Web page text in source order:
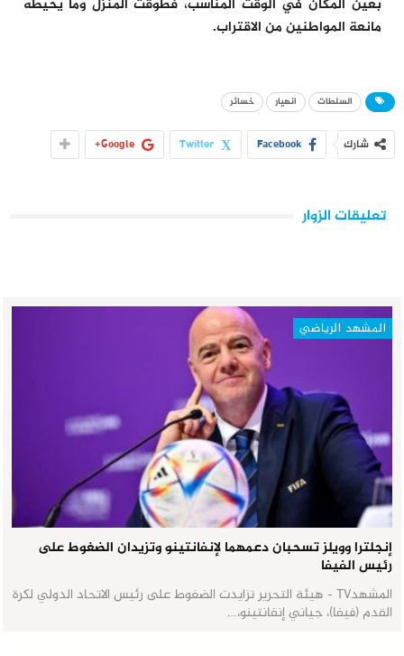
بعين المكان في الوقت المناسب، فطوقت المنزل وما يحيطه
مانعة المواطنين من الاقتراب.
السلطات انهيار خسائر
شارك Facebook
Twitter
Google+
تعليقات الزوار
المشهد الرياضي
إنجلترا وويلز تسحبان دعمهما لإنفانتينو وتزيدان الضغوط على
رئيس الفيفا
المشهدTV - هيئة التحرير تزايدت الضغوط على رئيس الاتحاد الدولي لكرة
القدم (فيفا)، جياني إنفانتينو،…